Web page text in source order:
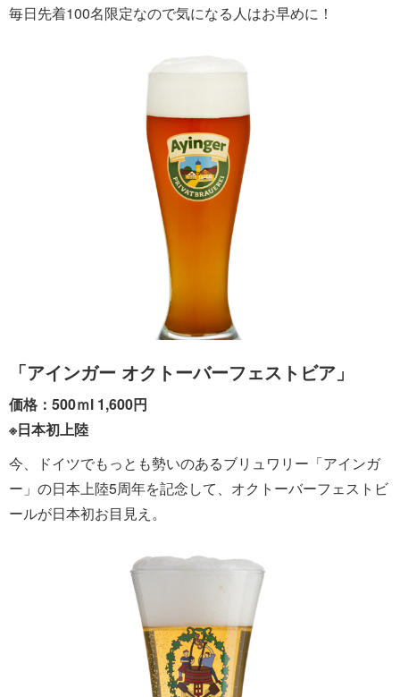
毎日先着100名限定なので気になる人はお早めに！
「アインガー オクトーバーフェストビア」
価格：500ｍl 1,600円
※日本初上陸
今、ドイツでもっとも勢いのあるブリュワリー「アインガ
ー」の日本上陸5周年を記念して、オクトーバーフェストビ
ールが日本初お目見え。